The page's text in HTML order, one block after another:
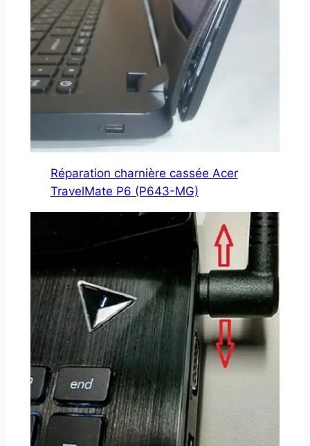
Réparation charnière cassée Acer
TravelMate P6 (P643-MG)